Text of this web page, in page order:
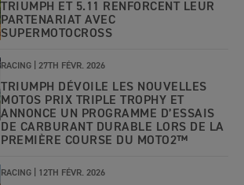
TRIUMPH ET 5.11 RENFORCENT LEUR
PARTENARIAT AVEC
SUPERMOTOCROSS
RACING | 27TH FÉVR. 2026
TRIUMPH DÉVOILE LES NOUVELLES
MOTOS PRIX TRIPLE TROPHY ET
ANNONCE UN PROGRAMME D’ESSAIS
DE CARBURANT DURABLE LORS DE LA
PREMIÈRE COURSE DU MOTO2™
RACING | 12TH FÉVR. 2026